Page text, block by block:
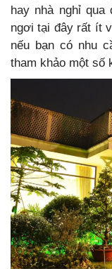
hay nhà nghỉ
ngơi tại đây rất ít
nếu bạn có nhu
tham khảo một số